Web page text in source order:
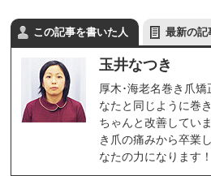
この記事を書いた人 最新の記
玉井なつき
厚木･海老名巻き爪
なたと同じように巻
ちゃんと改善してい
き爪の痛みから卒業
なたの力になります！